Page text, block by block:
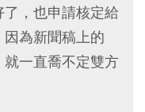
，也申請核定給
為新聞稿上的
就一直喬不定雙方